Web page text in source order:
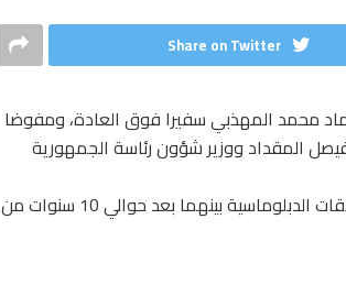
Share on Twitter
اليوم الخميس 08 جوان، أوراق اعتماد محمد المهذبي سفيرا فوق العادة، ومفوضا
المقداد ووزير شؤون رئاسة الجمهورية
وكانت تونس وسوريا قد أعلنتا في شهر أفريل المنقضي إعادة العلاقات الدبلوماسية بينهما بعد حوالي 10 سنوات من